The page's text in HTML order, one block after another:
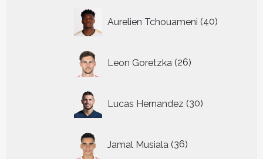
Aurelien Tchouameni 40
producten
Leon Goretzka 26
producten
Lucas Hernandez 30
producten
Jamal Musiala 36
producten